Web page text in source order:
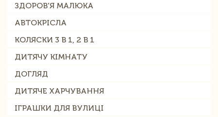
ЗДОРОВ'Я МАЛЮКА
АВТОКРІСЛА
КОЛЯСКИ 3 В 1, 2 В 1
ДИТЯЧУ КІМНАТУ
ДОГЛЯД
ДИТЯЧЕ ХАРЧУВАННЯ
ІГРАШКИ ДЛЯ ВУЛИЦІ